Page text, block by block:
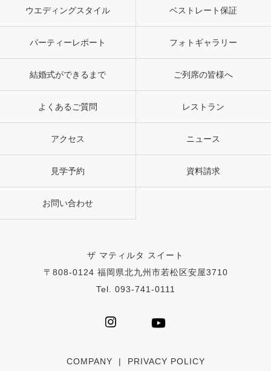
ウエディングスタイル ベストレート保証
パーティーレポート フォトギャラリー
結婚式ができるまで ご列席の皆様へ
よくあるご質問 レストラン
アクセス ニュース
見学予約 資料請求
お問い合わせ
ザ マティルタ スイート
〒808-0124 福岡県北九州市若松区安屋3710
Tel. 093-741-0111
COMPANY | PRIVACY POLICY